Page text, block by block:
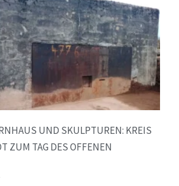
UND SKULPTUREN: KREIS
ZUM TAG DES OFFENEN